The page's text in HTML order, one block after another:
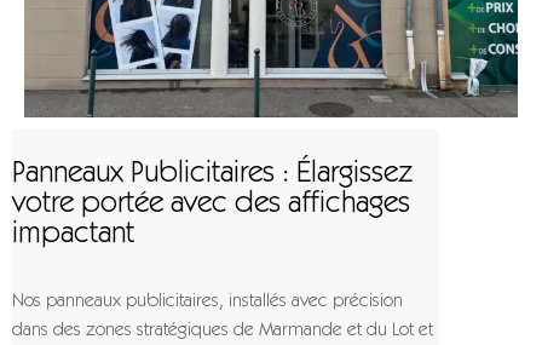
Panneaux Publicitaires : Élargissez
votre portée avec des affichages
impactant
Nos panneaux publicitaires, installés avec précision
dans des zones stratégiques de Marmande et du Lot et